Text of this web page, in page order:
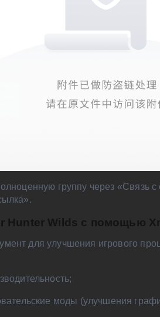
группу через «Связь
Hunter Wilds с помощью
для улучшения игрового
моды (улучшения